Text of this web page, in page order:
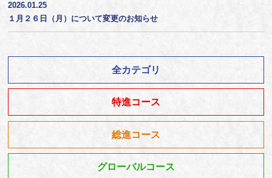
2026.01.25
１月２６日（月）について変更のお知らせ
全カテゴリ
特進コース
総進コース
グローバルコース